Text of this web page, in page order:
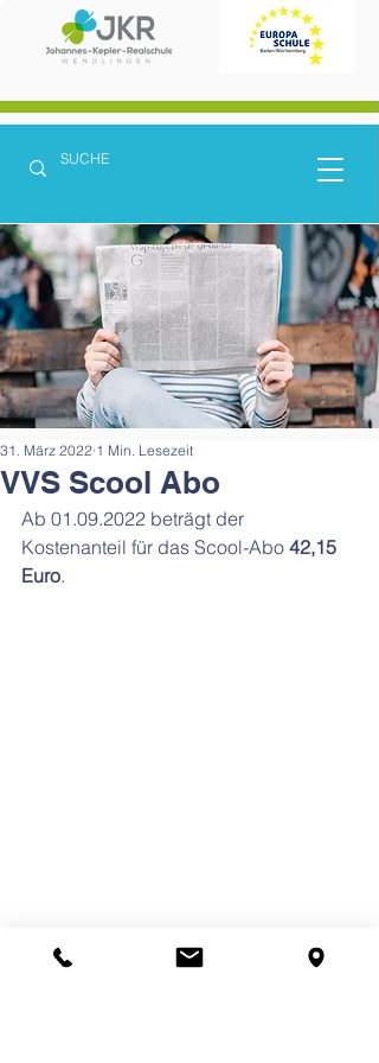
VVS Scool Abo
31. März 2022 1 Min. Lesezeit
Ab 01.09.2022 beträgt der
Kostenanteil für das Scool-Abo 42,15
Euro.